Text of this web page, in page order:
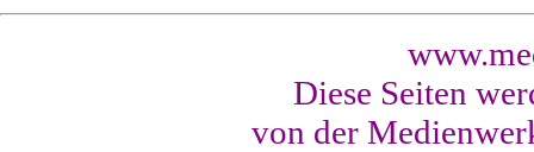
Diese Seiten
von der